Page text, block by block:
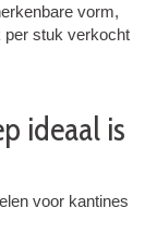
vorm,
per stuk verkocht
ideaal is
voor kantines